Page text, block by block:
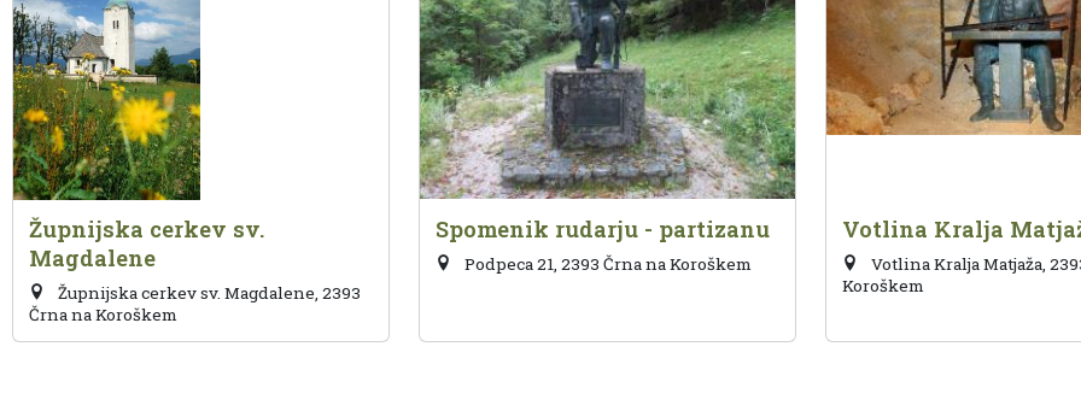
Župnijska cerkev sv.
Magdalene
Župnijska cerkev sv. Magdalene, 2393
Črna na Koroškem
Spomenik rudarju - partizanu
Podpeca 21, 2393 Črna na Koroškem
Votlina Kralja
Votlina Kralja Matjaža,
Koroškem